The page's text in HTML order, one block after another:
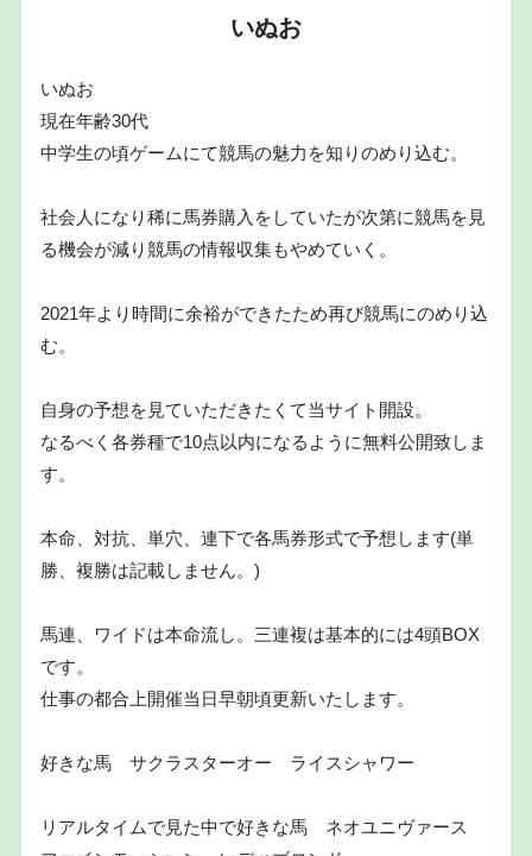
いぬお
いぬお
現在年齢30代
中学生の頃ゲームにて競馬の魅力を知りのめり込む。
社会人になり稀に馬券購入をしていたが次第に競馬を見
る機会が減り競馬の情報収集もやめていく。
2021年より時間に余裕ができたため再び競馬にのめり込
む。
自身の予想を見ていただきたくて当サイト開設。
なるべく各券種で10点以内になるように無料公開致しま
す。
本命、対抗、単穴、連下で各馬券形式で予想します(単
勝、複勝は記載しません。)
馬連、ワイドは本命流し。三連複は基本的には4頭BOX
です。
仕事の都合上開催当日早朝頃更新いたします。
好きな馬 サクラスターオー ライスシャワー
リアルタイムで見た中で好きな馬 ネオユニヴァース